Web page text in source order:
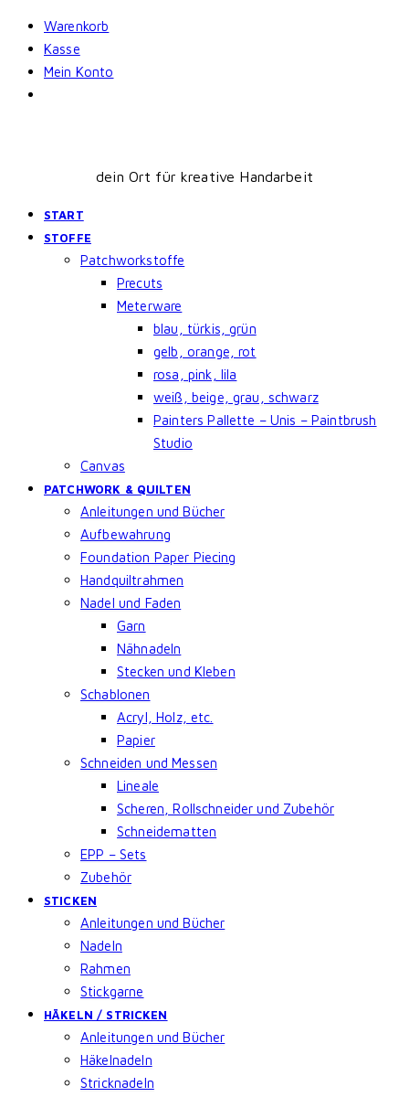
Skip
content
Warenkorb
Kasse
Mein Konto
dein Ort für kreative Handarbeit
START
STOFFE
Patchworkstoffe
Precuts
Meterware
blau, türkis, grün
gelb, orange, rot
rosa, pink, lila
weiß, beige, grau, schwarz
Painters Pallette – Unis – Paintbrush
Studio
Canvas
PATCHWORK & QUILTEN
Anleitungen und Bücher
Aufbewahrung
Foundation Paper Piecing
Handquiltrahmen
Nadel und Faden
Garn
Nähnadeln
Stecken und Kleben
Schablonen
Acryl, Holz, etc.
Papier
Schneiden und Messen
Lineale
Scheren, Rollschneider und Zubehör
Schneidematten
EPP – Sets
Zubehör
STICKEN
Anleitungen und Bücher
Nadeln
Rahmen
Stickgarne
HÄKELN / STRICKEN
Anleitungen und Bücher
Häkelnadeln
Stricknadeln